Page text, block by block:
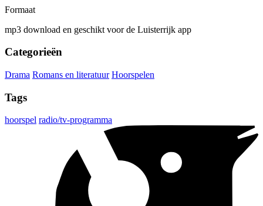
Formaat
mp3 download en geschikt voor de Luisterrijk app
Categorieën
Drama Romans en literatuur Hoorspelen
Tags
hoorspel radio/tv-programma